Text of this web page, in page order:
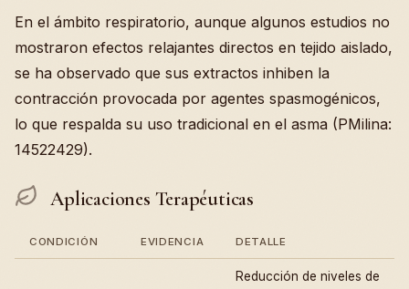
En el ámbito respiratorio, aunque algunos estudios no
mostraron efectos relajantes directos en tejido aislado,
se ha observado que sus extractos inhiben la
contracción provocada por agentes spasmogénicos,
lo que respalda su uso tradicional en el asma (PMilina:
14522429).
Aplicaciones Terapéuticas
CONDICIÓN EVIDENCIA DETALLE
Reducción de niveles de